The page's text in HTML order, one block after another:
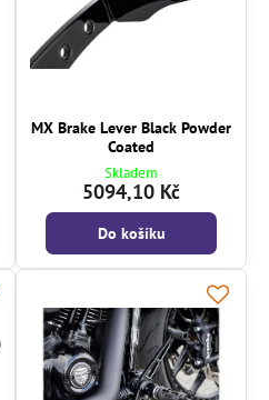
MX Brake Lever Black Powder
Coated
Skladem
5094,10 Kč
Do košíku